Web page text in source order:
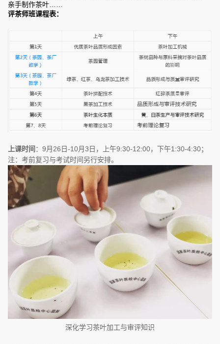
亲手制作茶叶……
评茶师班课程表：
上课时间 ：9月26日-10月3日，上午9:30-12:00，下午1:30-4:30；
注：考前复习与考试时间另行安排。
深化学习茶叶加工与审评知识